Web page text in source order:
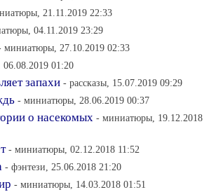
21.11.2019 22:33
04.11.2019 23:29
миниатюры, 27.10.2019 02:33
06.08.2019 01:20
запахи - рассказы, 15.07.2019 09:29
- миниатюры, 28.06.2019 00:37
о насекомых - миниатюры, 19.12.2018
- миниатюры, 02.12.2018 11:52
- фэнтези, 25.06.2018 21:20
- миниатюры, 14.03.2018 01:51